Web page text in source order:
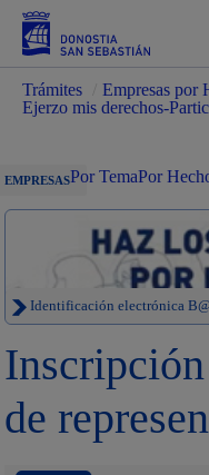
Trámites Empresas por
Ejerzo mis derechos-
EMPRESASPor TemaPor
Identificación electrónica
de